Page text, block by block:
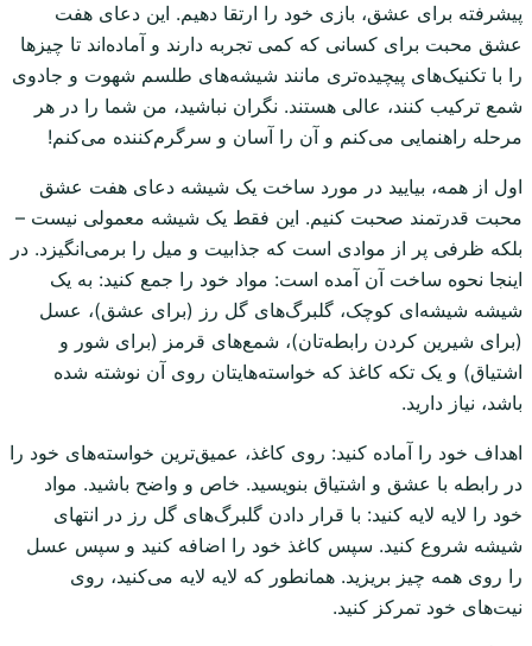
پیشرفته برای عشق، بازی خود را ارتقا دهیم. این دعای هفت
عشق محبت برای کسانی که کمی تجربه دارند و آماده‌اند تا چیزها
را با تکنیک‌های پیچیده‌تری مانند شیشه‌های طلسم شهوت و جادوی
شمع ترکیب کنند، عالی هستند. نگران نباشید، من شما را در هر
مرحله راهنمایی می‌کنم و آن را آسان و سرگرم‌کننده می‌کنم!
اول از همه، بیایید در مورد ساخت یک شیشه دعای هفت عشق
محبت قدرتمند صحبت کنیم. این فقط یک شیشه معمولی نیست –
بلکه ظرفی پر از موادی است که جذابیت و میل را برمی‌انگیزد. در
اینجا نحوه ساخت آن آمده است: مواد خود را جمع کنید: به یک
شیشه شیشه‌ای کوچک، گلبرگ‌های گل رز (برای عشق)، عسل
(برای شیرین کردن رابطه‌تان)، شمع‌های قرمز (برای شور و
اشتیاق) و یک تکه کاغذ که خواسته‌هایتان روی آن نوشته شده
باشد، نیاز دارید.
اهداف خود را آماده کنید: روی کاغذ، عمیق‌ترین خواسته‌های خود را
در رابطه با عشق و اشتیاق بنویسید. خاص و واضح باشید. مواد
خود را لایه لایه کنید: با قرار دادن گلبرگ‌های گل رز در انتهای
شیشه شروع کنید. سپس کاغذ خود را اضافه کنید و سپس عسل
را روی همه چیز بریزید. همانطور که لایه لایه می‌کنید، روی
نیت‌های خود تمرکز کنید.